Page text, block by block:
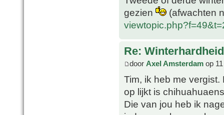
gezien
(afwachten
Re:
door Axel Amsterdam op
Tim, ik heb me
op lijkt is
Die van jou heb ik